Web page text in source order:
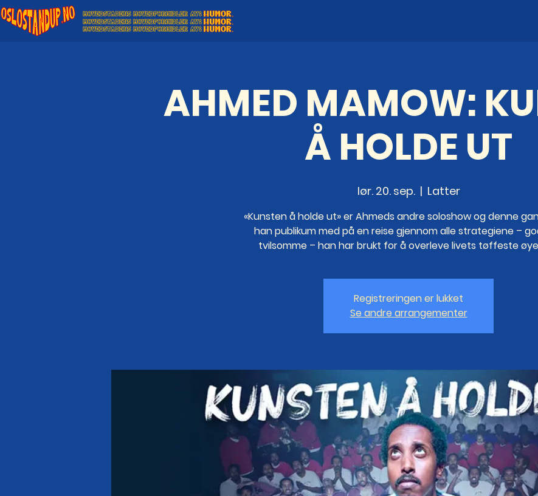
AHMED MAMOW:
Å HOLDE UT
lør. 20. sep.
  |
Latter
«Kunsten å holde ut» er Ahmeds andre soloshow og denne
han publikum med på en reise gjennom alle strategiene –
tvilsomme – han har brukt for å overleve livets tøffeste
Registreringen er lukket
Se andre arrangementer